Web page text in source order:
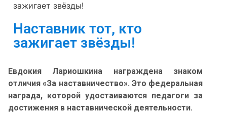
зажигает звёзды!
Наставник тот, кто
зажигает звёзды!
Евдокия Лариошкина награждена знаком
отличия «За наставничество». Это федеральная
награда, которой удостаиваются педагоги за
достижения в наставнической деятельности.